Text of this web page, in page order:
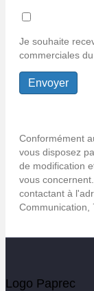
Je souhaite
commerciales
Conformément
vous disposez
de modification
vous
contactant à
Communication,
Logo Paprec